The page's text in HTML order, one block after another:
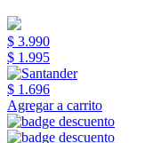
$ 3.990
$ 1.995
$ 1.696
Agregar a carrito